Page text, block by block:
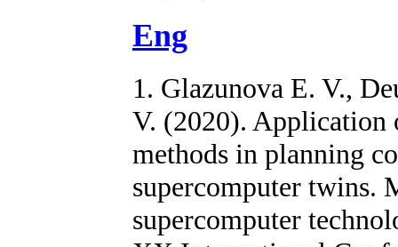
Eng
1. Glazunova E. V.,
V. (2020).
methods in planning
supercomputer twins.
supercomputer